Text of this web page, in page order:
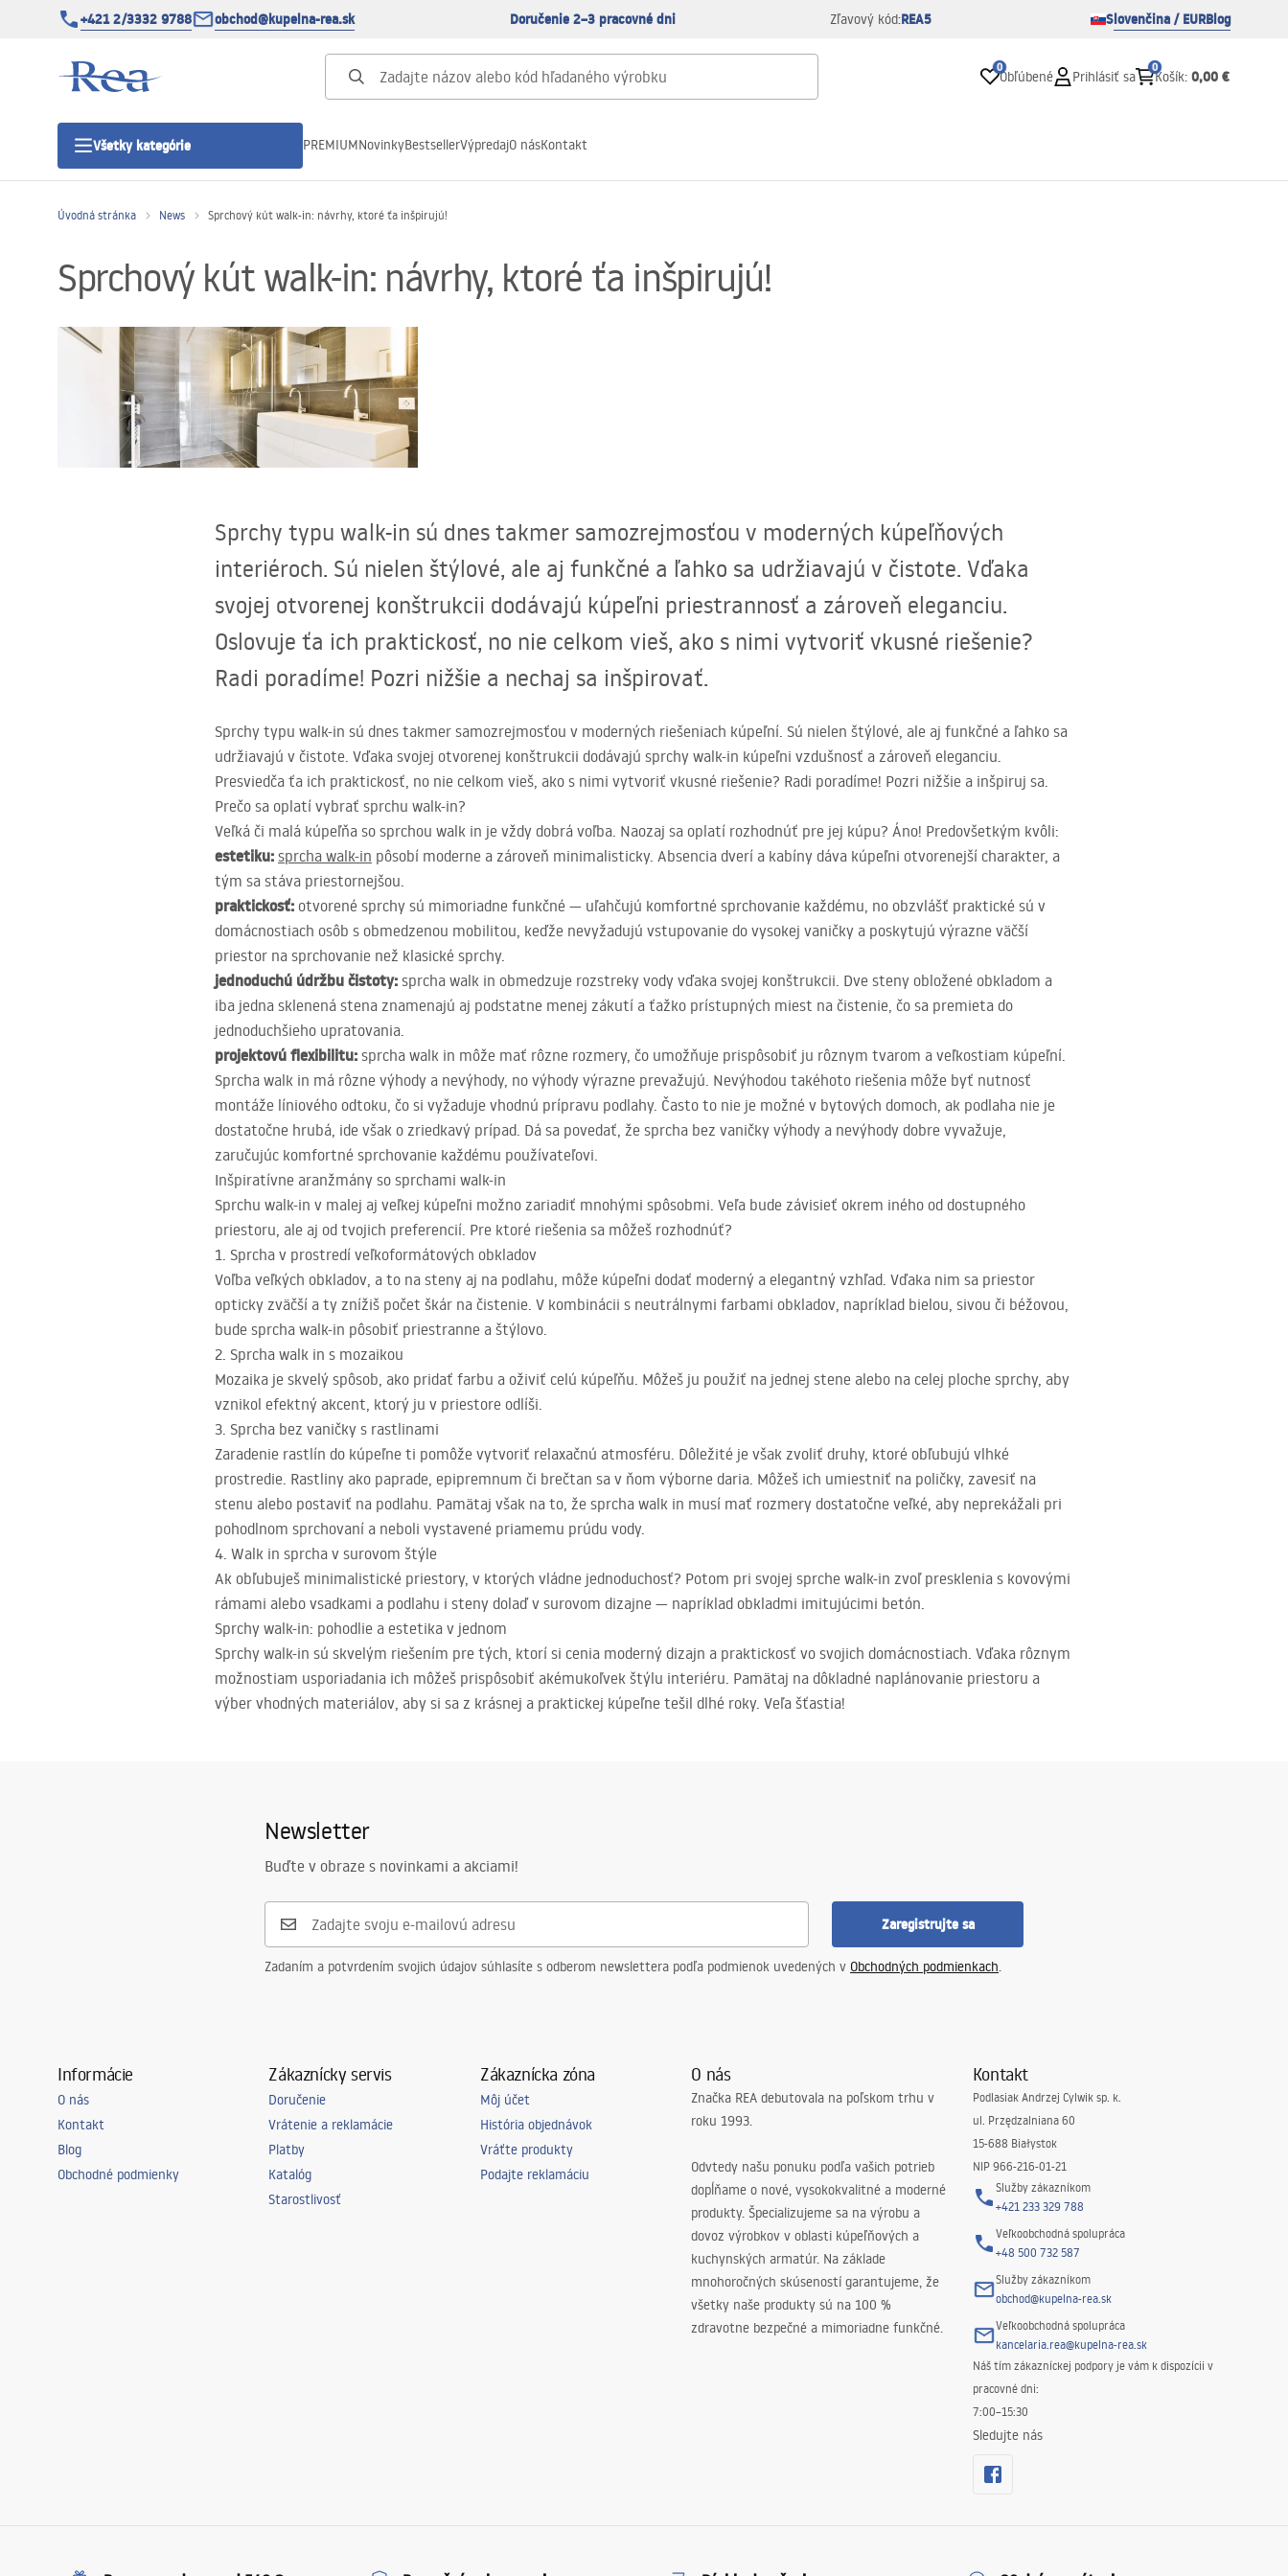
+421 2/3332 9788 obchod@kupelna-rea.sk Doručenie 2–3 pracovné dni Zľavový kód:REA5 Slovenčina / EURBlog
0
Obľúbené Prihlásiť sa
0
Košík: 0,00 €
Všetky kategórie
Sprchové dvere
Sprchové vaničky
Sprchové žľaby
Sanitárna keramika
Kúpeľňové doplnky a nábytok
PREMIUMNovinkyBestsellerVýpredajO násKontakt
Úvodná stránka News Sprchový kút walk-in: návrhy, ktoré ťa inšpirujú!
Sprchový kút walk-in: návrhy, ktoré ťa inšpirujú!
Sprchy typu walk-in sú dnes takmer samozrejmosťou v moderných kúpeľňových
interiéroch. Sú nielen štýlové, ale aj funkčné a ľahko sa udržiavajú v čistote. Vďaka
svojej otvorenej konštrukcii dodávajú kúpeľni priestrannosť a zároveň eleganciu.
Oslovuje ťa ich praktickosť, no nie celkom vieš, ako s nimi vytvoriť vkusné riešenie?
Radi poradíme! Pozri nižšie a nechaj sa inšpirovať.
Sprchy typu walk-in sú dnes takmer samozrejmosťou v moderných riešeniach kúpeľní. Sú nielen štýlové, ale aj funkčné a ľahko sa
udržiavajú v čistote. Vďaka svojej otvorenej konštrukcii dodávajú sprchy walk-in kúpeľni vzdušnosť a zároveň eleganciu.
Presviedča ťa ich praktickosť, no nie celkom vieš, ako s nimi vytvoriť vkusné riešenie? Radi poradíme! Pozri nižšie a inšpiruj sa.
Prečo sa oplatí vybrať sprchu walk-in?
Veľká či malá kúpeľňa so sprchou walk in je vždy dobrá voľba. Naozaj sa oplatí rozhodnúť pre jej kúpu? Áno! Predovšetkým kvôli:
estetiku: sprcha walk-in pôsobí moderne a zároveň minimalisticky. Absencia dverí a kabíny dáva kúpeľni otvorenejší charakter, a
tým sa stáva priestornejšou.
praktickosť: otvorené sprchy sú mimoriadne funkčné — uľahčujú komfortné sprchovanie každému, no obzvlášť praktické sú v
domácnostiach osôb s obmedzenou mobilitou, keďže nevyžadujú vstupovanie do vysokej vaničky a poskytujú výrazne väčší
priestor na sprchovanie než klasické sprchy.
jednoduchú údržbu čistoty: sprcha walk in obmedzuje rozstreky vody vďaka svojej konštrukcii. Dve steny obložené obkladom a
iba jedna sklenená stena znamenajú aj podstatne menej zákutí a ťažko prístupných miest na čistenie, čo sa premieta do
jednoduchšieho upratovania.
projektovú flexibilitu: sprcha walk in môže mať rôzne rozmery, čo umožňuje prispôsobiť ju rôznym tvarom a veľkostiam kúpeľní.
Sprcha walk in má rôzne výhody a nevýhody, no výhody výrazne prevažujú. Nevýhodou takéhoto riešenia môže byť nutnosť
montáže líniového odtoku, čo si vyžaduje vhodnú prípravu podlahy. Často to nie je možné v bytových domoch, ak podlaha nie je
dostatočne hrubá, ide však o zriedkavý prípad. Dá sa povedať, že sprcha bez vaničky výhody a nevýhody dobre vyvažuje,
zaručujúc komfortné sprchovanie každému používateľovi.
Inšpiratívne aranžmány so sprchami walk-in
Sprchu walk-in v malej aj veľkej kúpeľni možno zariadiť mnohými spôsobmi. Veľa bude závisieť okrem iného od dostupného
priestoru, ale aj od tvojich preferencií. Pre ktoré riešenia sa môžeš rozhodnúť?
1. Sprcha v prostredí veľkoformátových obkladov
Voľba veľkých obkladov, a to na steny aj na podlahu, môže kúpeľni dodať moderný a elegantný vzhľad. Vďaka nim sa priestor
opticky zväčší a ty znížiš počet škár na čistenie. V kombinácii s neutrálnymi farbami obkladov, napríklad bielou, sivou či béžovou,
bude sprcha walk-in pôsobiť priestranne a štýlovo.
2. Sprcha walk in s mozaikou
Mozaika je skvelý spôsob, ako pridať farbu a oživiť celú kúpeľňu. Môžeš ju použiť na jednej stene alebo na celej ploche sprchy, aby
vznikol efektný akcent, ktorý ju v priestore odlíši.
3. Sprcha bez vaničky s rastlinami
Zaradenie rastlín do kúpeľne ti pomôže vytvoriť relaxačnú atmosféru. Dôležité je však zvoliť druhy, ktoré obľubujú vlhké
prostredie. Rastliny ako paprade, epipremnum či brečtan sa v ňom výborne daria. Môžeš ich umiestniť na poličky, zavesiť na
stenu alebo postaviť na podlahu. Pamätaj však na to, že sprcha walk in musí mať rozmery dostatočne veľké, aby neprekážali pri
pohodlnom sprchovaní a neboli vystavené priamemu prúdu vody.
4. Walk in sprcha v surovom štýle
Ak obľubuješ minimalistické priestory, v ktorých vládne jednoduchosť? Potom pri svojej sprche walk-in zvoľ presklenia s kovovými
rámami alebo vsadkami a podlahu i steny dolaď v surovom dizajne — napríklad obkladmi imitujúcimi betón.
Sprchy walk-in: pohodlie a estetika v jednom
Sprchy walk-in sú skvelým riešením pre tých, ktorí si cenia moderný dizajn a praktickosť vo svojich domácnostiach. Vďaka rôznym
možnostiam usporiadania ich môžeš prispôsobiť akémukoľvek štýlu interiéru. Pamätaj na dôkladné naplánovanie priestoru a
výber vhodných materiálov, aby si sa z krásnej a praktickej kúpeľne tešil dlhé roky. Veľa šťastia!
Newsletter
Buďte v obraze s novinkami a akciami!
Zaregistrujte sa
Zadaním a potvrdením svojich údajov súhlasíte s odberom newslettera podľa podmienok uvedených v Obchodných podmienkach.
Informácie
O nás
Kontakt
Blog
Obchodné podmienky
Zákaznícky servis
Doručenie
Vrátenie a reklamácie
Platby
Katalóg
Starostlivosť
Zákaznícka zóna
Môj účet
História objednávok
Vráťte produkty
Podajte reklamáciu
O nás
Značka REA debutovala na poľskom trhu v
roku 1993.
Odvtedy našu ponuku podľa vašich potrieb
dopĺňame o nové, vysokokvalitné a moderné
produkty. Špecializujeme sa na výrobu a
dovoz výrobkov v oblasti kúpeľňových a
kuchynských armatúr. Na základe
mnohoročných skúseností garantujeme, že
všetky naše produkty sú na 100 %
zdravotne bezpečné a mimoriadne funkčné.
Kontakt
Podlasiak Andrzej Cylwik sp. k.
ul. Przędzalniana 60
15-688 Białystok
NIP 966-216-01-21
Služby zákazníkom
+421 233 329 788
Veľkoobchodná spolupráca
+48 500 732 587
Služby zákazníkom
obchod@kupelna-rea.sk
Veľkoobchodná spolupráca
kancelaria.rea@kupelna-rea.sk
Náš tím zákazníckej podpory je vám k dispozícii v
pracovné dni:
7:00–15:30
Sledujte nás